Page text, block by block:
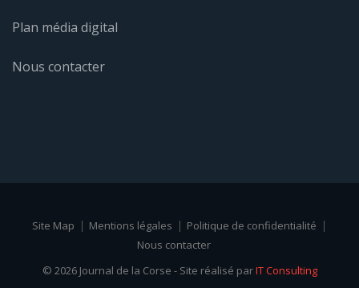
Plan média digital
Nous contacter
Site Map Mentions légales
Politique de confidentialité
Nous contacter
© 2026 Journal de la Corse - Site réalisé parIT Consulting